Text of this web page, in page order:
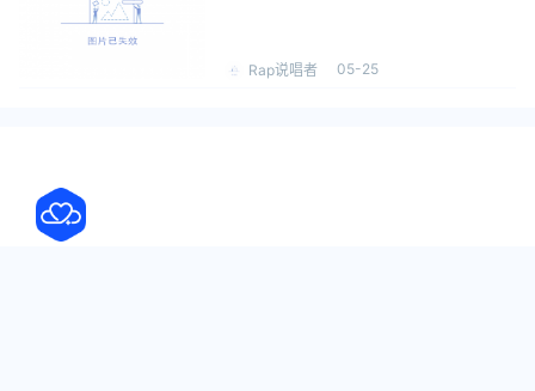
Rap说唱者 05-25